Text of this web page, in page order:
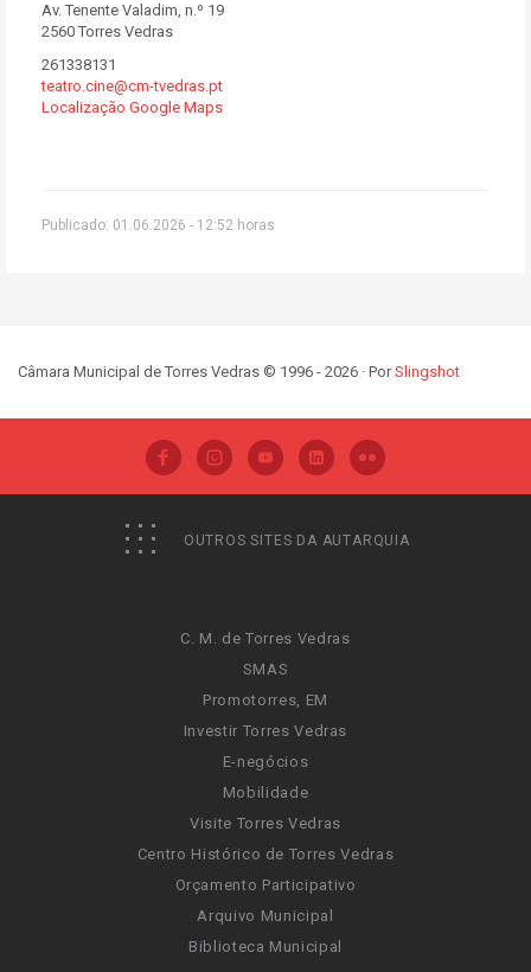
Av. Tenente Valadim, n.º 19
2560 Torres Vedras
261338131
teatro.cine@cm-tvedras.pt
Localização Google Maps
Publicado: 01.06.2026 - 12:52 horas
Câmara Municipal de Torres Vedras © 1996 - 2026 · PorSlingshot
OUTROS SITES DA AUTARQUIA
C. M. de Torres Vedras
SMAS
Promotorres, EM
Investir Torres Vedras
E-negócios
Mobilidade
Visite Torres Vedras
Centro Histórico de Torres Vedras
Orçamento Participativo
Arquivo Municipal
Biblioteca Municipal